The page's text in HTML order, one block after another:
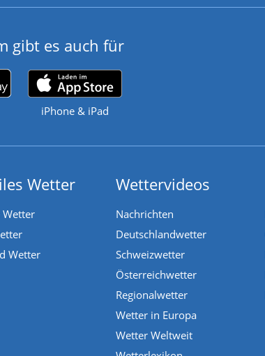
gibt es auch für
iPhone & iPad
Wetter
Wetter
Wetter
Wettervideos
Nachrichten
Deutschlandwetter
Schweizwetter
Österreichwetter
Regionalwetter
Wetter in Europa
Wetter Weltweit